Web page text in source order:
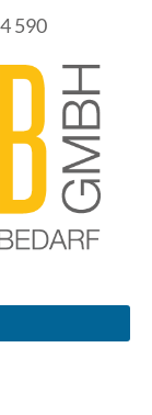
590